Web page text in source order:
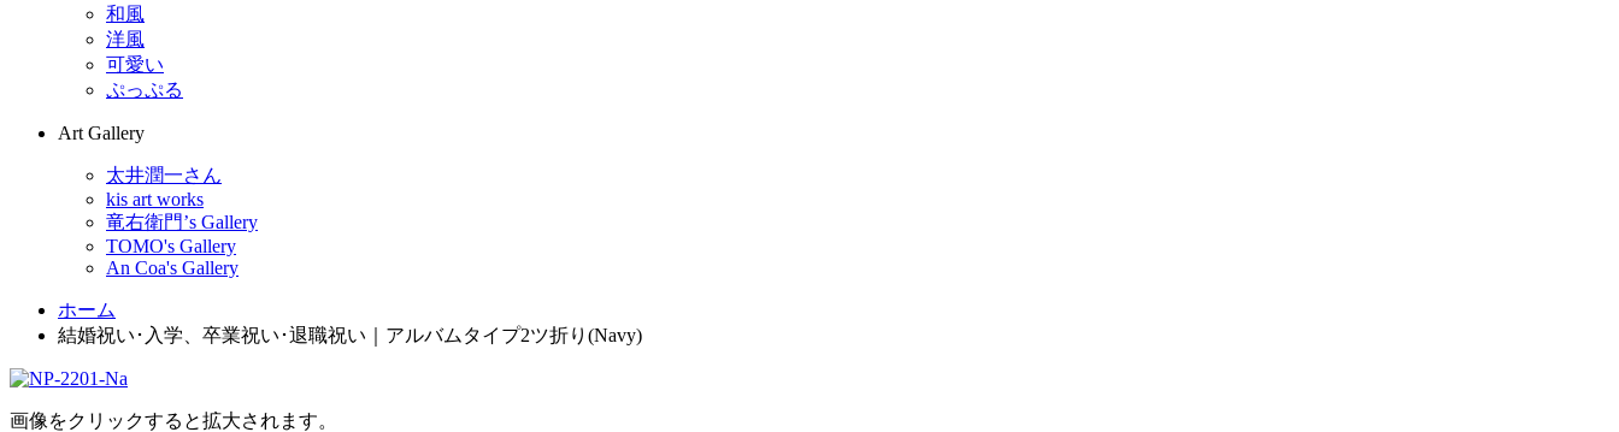
和風
洋風
可愛い
ぷっぷる
Art Gallery
太井潤一さん
kis art works
竜右衛門’s Gallery
TOMO's Gallery
An Coa's Gallery
ホーム
結婚祝い･入学、卒業祝い･退職祝い｜アルバムタイプ2ツ折り(Navy)
画像をクリックすると拡大されます。